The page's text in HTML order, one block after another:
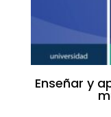
Enseñar y